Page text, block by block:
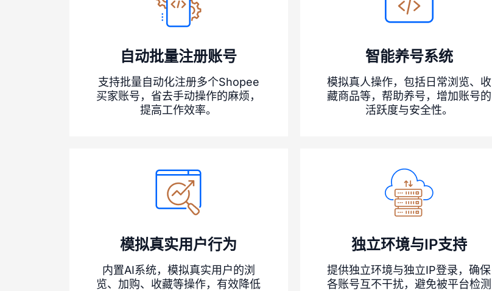
自动批量注册账号
支持批量自动化注册多个Shopee
买家账号，省去手动操作的麻烦，
提高工作效率。
智能养号系统
模拟真人操作，包括日常浏览、收
藏商品等，帮助养号，增加账号的
活跃度与安全性。
模拟真实用户行为
内置AI系统，模拟真实用户的浏
览、加购、收藏等操作，有效降低
独立环境与IP支持
提供独立环境与独立IP登录，确保
各账号互不干扰，避免被平台检测